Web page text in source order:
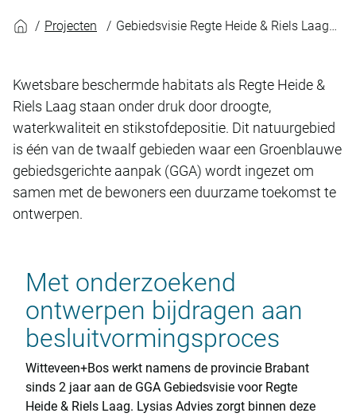
Projecten Gebiedsvisie Regte Heide & Riels Laag: Gebiedsgerichte aanpak in de praktijk
Kwetsbare beschermde habitats als Regte Heide &
Riels Laag staan onder druk door droogte,
waterkwaliteit en stikstofdepositie. Dit natuurgebied
is één van de twaalf gebieden waar een Groenblauwe
gebiedsgerichte aanpak (GGA) wordt ingezet om
samen met de bewoners een duurzame toekomst te
ontwerpen.
Met onderzoekend
ontwerpen bijdragen aan
besluitvormingsproces
Witteveen+Bos werkt namens de provincie Brabant
sinds 2 jaar aan de GGA Gebiedsvisie voor Regte
Heide & Riels Laag. Lysias Advies zorgt binnen deze